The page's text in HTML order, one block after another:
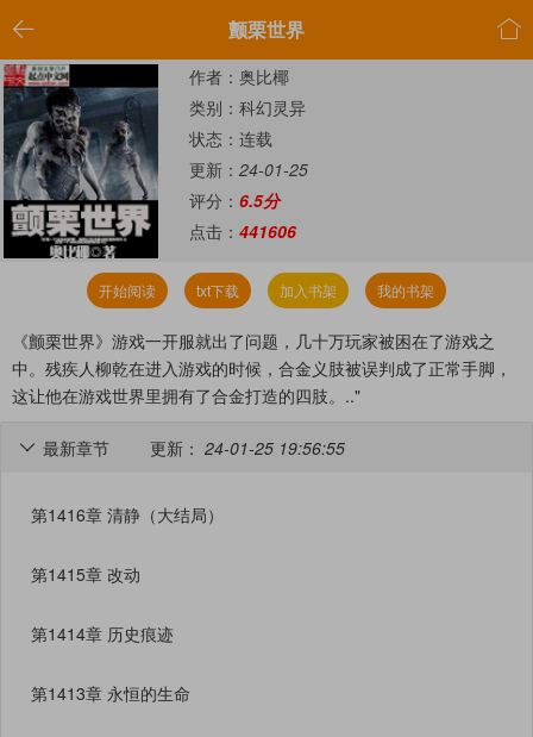
 颤栗世界 
作者：奥比椰
类别：科幻灵异
状态：连载
更新：24-01-25
评分：6.5分
点击：441606
开始阅读 txt下载 加入书架 我的书架
《颤栗世界》游戏一开服就出了问题，几十万玩家被困在了游戏之
中。残疾人柳乾在进入游戏的时候，合金义肢被误判成了正常手脚，
这让他在游戏世界里拥有了合金打造的四肢。.."
最新章节 更新： 24-01-25 19:56:55

第1416章 清静（大结局）
第1415章 改动
第1414章 历史痕迹
第1413章 永恒的生命